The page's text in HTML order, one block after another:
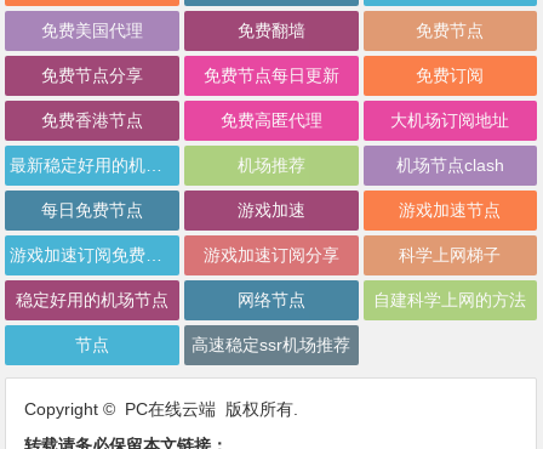
免费美国代理 免费翻墙 免费节点
免费节点分享 免费节点每日更新 免费订阅
免费香港节点 免费高匿代理 大机场订阅地址
机场推荐 机场节点clash
每日免费节点 游戏加速 游戏加速节点
游戏加速订阅分享 科学上网梯子
稳定好用的机场节点 网络节点 自建科学上网的方法
节点 高速稳定ssr机场推荐
Copyright © PC在线云端 版权所有.
转载请务必保留本文链接：